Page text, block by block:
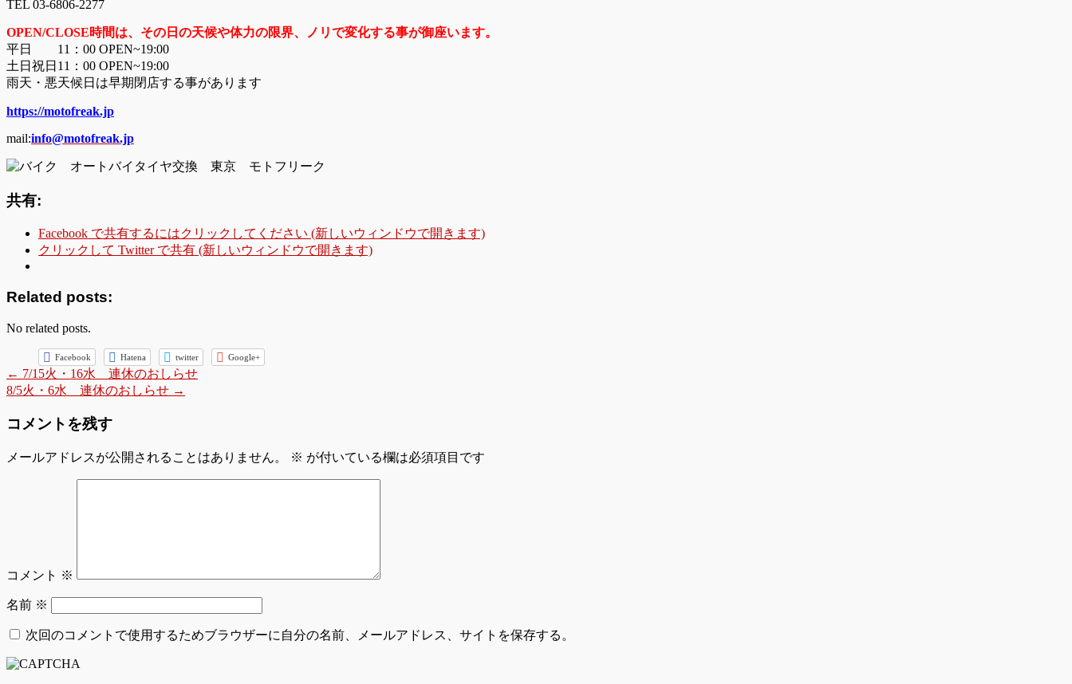
TEL 03-6806-2277
OPEN/CLOSE時間は、その日の天候や体力の限界、
ノリで変化する事が御座います。
平日 11：00 OPEN~19:00
土日祝日11：00 OPEN~19:00
雨天・悪天候日は早期閉店する事があります
https://motofreak.jp
mail:info@motofreak.jp
共有:
Facebook で共有するにはクリックしてください (新しいウィンドウで開きます)
クリックして Twitter で共有 (新しいウィンドウで開きます)
Related posts:
No related posts.
Facebook Hatena twitter Google+
← 7/15火・16水 連休のおしらせ
8/5火・6水 連休のおしらせ →
コメントを残す
メールアドレスが公開されることはありません。 ※ が付いている欄は必須項目です
コメント ※
名前 ※
次回のコメントで使用するためブラウザーに自分の名前、メールアドレス、サイトを保存する。